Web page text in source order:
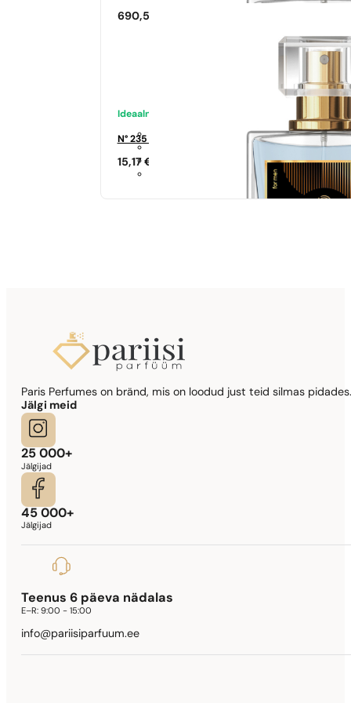
690,50
Ideaalne sobivus
N° 235 - 35%
15,17 €
Sarnased lõhna noodid
Lady Million Prive
Paris Perfumes on bränd, mis on loodud just teid silmas
Jälgi meid
25 000+
Jälgijad
45 000+
Jälgijad
Teenus 6 päeva nädalas
E–R:9:00 - 15:00
info@pariisiparfuum.ee